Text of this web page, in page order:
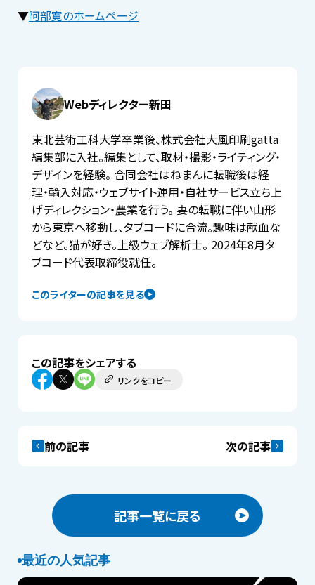
▼阿部寛のホームページ
Webディレクター新田
このライターの記事を見る
東北芸術工科大学卒業後、株式会社大風印刷gatta
編集部に入社。編集として、取材・撮影・ライティング・
デザインを経験。 合同会社はねまんに転職後は経
理・輸入対応・ウェブサイト運用・自社サービス立ち上
げディレクション・農業を行う。 妻の転職に伴い山形
から東京へ移動し、タブコードに合流。趣味は献血な
どなど。猫が好き。上級ウェブ解析士。 2024年8月タ
ブコード代表取締役就任。
この記事をシェアする
リンクをコピー
前の記事 次の記事
記事一覧に戻る
最近の人気記事